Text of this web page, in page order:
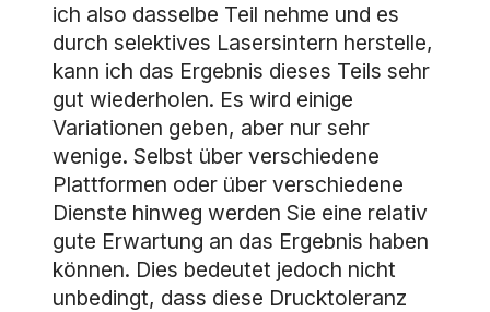
ich also dasselbe Teil nehme und es
durch selektives Lasersintern herstelle,
kann ich das Ergebnis dieses Teils sehr
gut wiederholen. Es wird einige
Variationen geben, aber nur sehr
wenige. Selbst über verschiedene
Plattformen oder über verschiedene
Dienste hinweg werden Sie eine relativ
gute Erwartung an das Ergebnis haben
können. Dies bedeutet jedoch nicht
unbedingt, dass diese Drucktoleranz